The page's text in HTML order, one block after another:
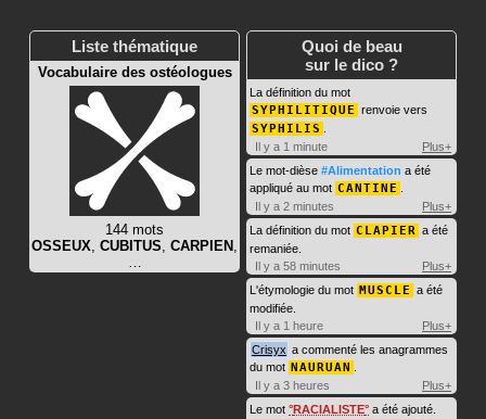
Liste thématique
Vocabulaire des ostéologues
144 mots
OSSEUX, CUBITUS, CARPIEN ,
…
Quoi de beau
sur le dico ?
La définition du mot
SYPHILITIQUE renvoie vers
SYPHILIS
Il y a 1 minute
Plus+
Le mot-dièse #Alimentation a été
appliqué au mot CANTINE
Il y a 2 minutes
Plus+
La définition du mot CLAPIER a été
remaniée.
Il y a 58 minutes
Plus+
L'étymologie du mot MUSCLE a été
modifiée.
Il y a 1 heure
Plus+
Crisyx a commenté les anagrammes
du mot NAURUAN
Il y a 3 heures
Plus+
Le mot RACIALISTE a été ajouté.